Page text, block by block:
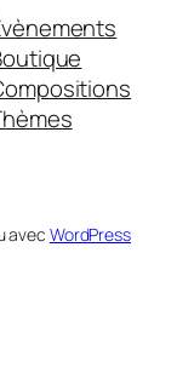
avec WordPress